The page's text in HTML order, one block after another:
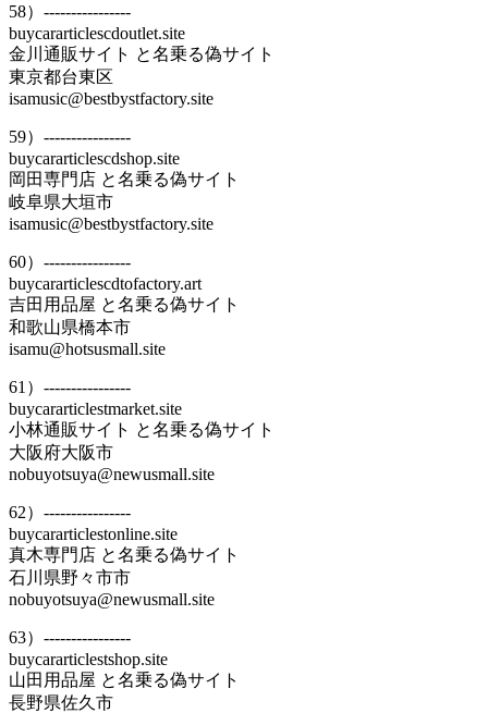
58）----------------
buycararticlescdoutlet.site
金川通販サイト と名乗る偽サイト
東京都台東区
isamusic@bestbystfactory.site
59）----------------
buycararticlescdshop.site
岡田専門店 と名乗る偽サイト
岐阜県大垣市
isamusic@bestbystfactory.site
60）----------------
buycararticlescdtofactory.art
吉田用品屋 と名乗る偽サイト
和歌山県橋本市
isamu@hotsusmall.site
61）----------------
buycararticlestmarket.site
小林通販サイト と名乗る偽サイト
大阪府大阪市
nobuyotsuya@newusmall.site
62）----------------
buycararticlestonline.site
真木専門店 と名乗る偽サイト
石川県野々市市
nobuyotsuya@newusmall.site
63）----------------
buycararticlestshop.site
山田用品屋 と名乗る偽サイト
長野県佐久市